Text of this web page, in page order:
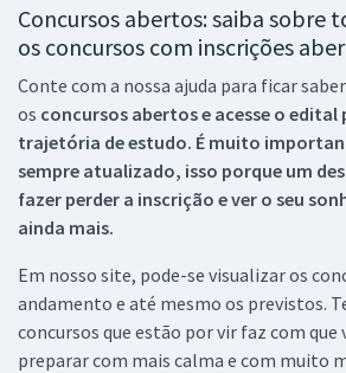
Concursos abertos: saiba sobre
os concursos com inscrições
Conte com a nossa ajuda para ficar
os concursos abertos e acesse o edital
trajetória de estudo. É muito
sempre atualizado, isso porque um
fazer perder a inscrição e ver o seu
ainda mais.
Em nosso site, pode-se visualizar os
andamento e até mesmo os previstos.
concursos que estão por vir faz com que
preparar com mais calma e com muito